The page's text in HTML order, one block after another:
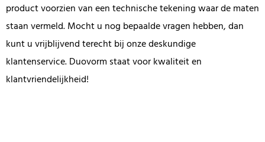
product voorzien van een technische tekening waar de maten
staan vermeld. Mocht u nog bepaalde vragen hebben, dan
kunt u vrijblijvend terecht bij onze deskundige
klantenservice. Duovorm staat voor kwaliteit en
klantvriendelijkheid!